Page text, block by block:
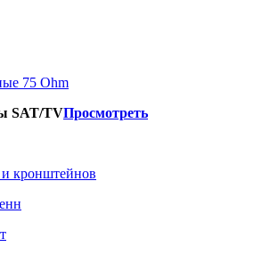
75 Ohm
SAT/TVПросмотреть
и кронштейнов